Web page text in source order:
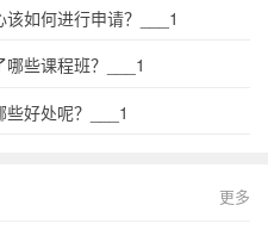
如何进行申请？___1
些课程班？___1
好处呢？___1
更多